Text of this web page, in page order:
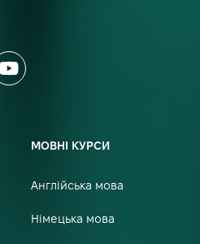
МОВНІ КУРСИ
Англійська мова
Німецька мова